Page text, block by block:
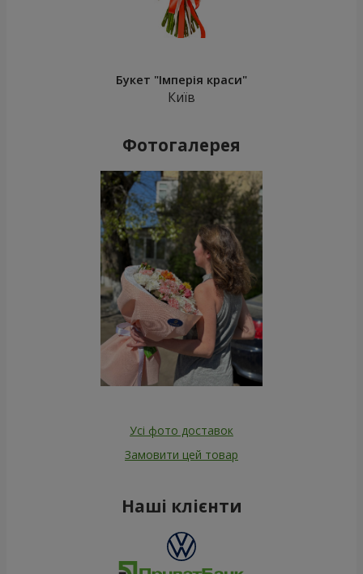
Букет "Імперія краси"
Київ
Фотогалерея
Усі фото доставок
Замовити цей товар
Наші клієнти